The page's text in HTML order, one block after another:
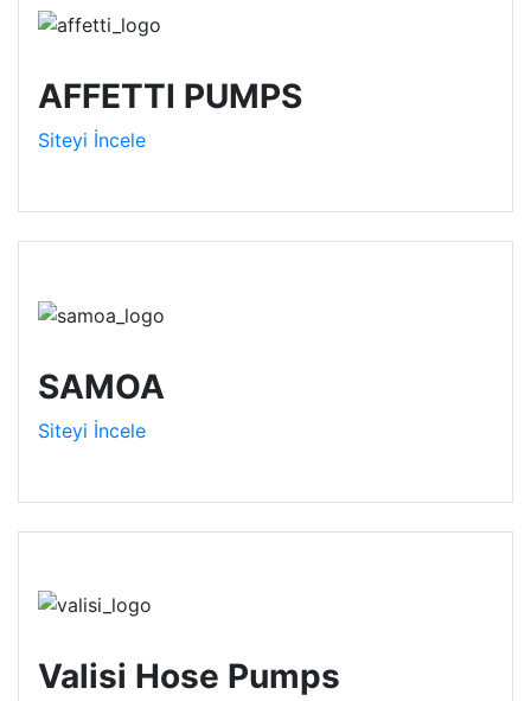
AFFETTI PUMPS
Siteyi İncele
SAMOA
Siteyi İncele
Valisi Hose Pumps